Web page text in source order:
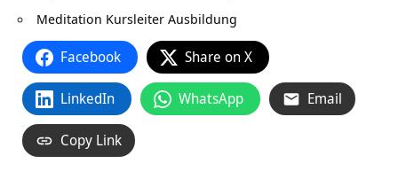
Meditation Kursleiter Ausbildung
Facebook Share on X
LinkedIn WhatsApp Email
Copy Link